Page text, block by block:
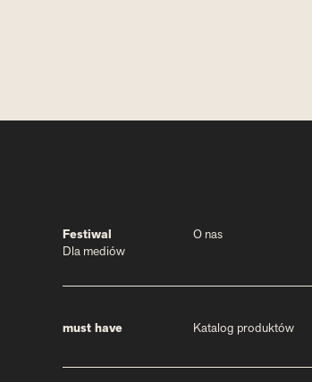
Festiwal O nas
Dla mediów
must have Katalog produktów